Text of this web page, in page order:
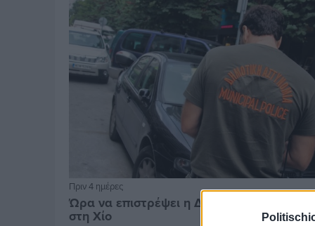
Πριν 4 ημέρες
Ώρα να επιστρέψει η Δημοτική Αστυνομία
στη Χίο